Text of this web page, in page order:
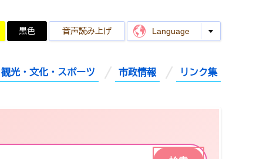
黒色 音声読み上げ Language
観光・文化・スポーツ 市政情報 リンク集